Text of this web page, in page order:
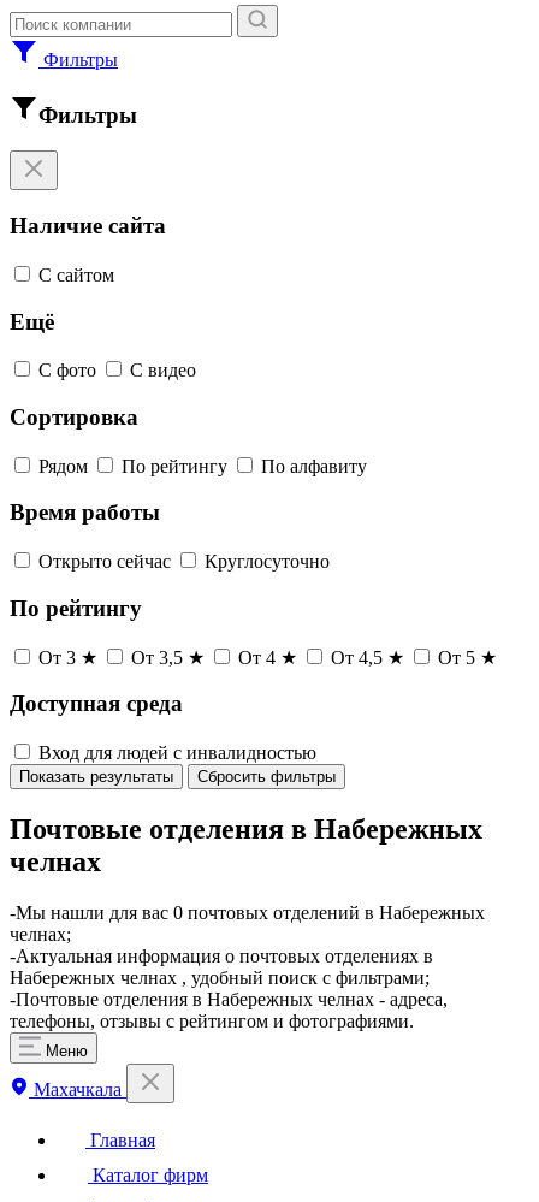
Фильтры
Фильтры
Наличие сайта
С сайтом
Ещё
С фото С видео
Сортировка
Рядом По рейтингу По алфавиту
Время работы
Открыто сейчас Круглосуточно
По рейтингу
От 3 ★ От 3,5 ★ От 4 ★ От 4,5 ★ От 5 ★
Доступная среда
Вход для людей с инвалидностью
Показать результаты Сбросить фильтры
Почтовые отделения в Набережных
челнах
​-Мы нашли для вас 0 почтовых отделений в Набережных
челнах;
-Актуальная информация о почтовых отделениях в
Набережных челнах , удобный поиск с фильтрами;
-Почтовые отделения в Набережных челнах - адреса,
телефоны, отзывы с рейтингом и фотографиями.
Меню
Махачкала
Главная
Каталог фирм